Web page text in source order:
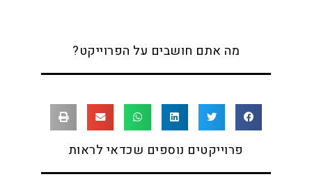
מה אתם חושבים על הפרוייקט?
פרוייקטים נוספים שכדאי לראות